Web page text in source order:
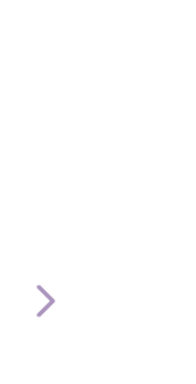
Perpiel Absorcion